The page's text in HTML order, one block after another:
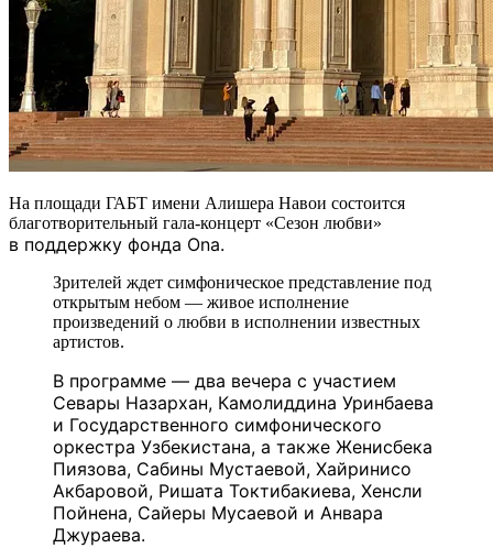
На площади ГАБТ имени Алишера Навои состоится
благотворительный гала-концерт «Сезон любви»
в поддержку фонда Ona.
Зрителей ждет симфоническое представление под
открытым небом — живое исполнение
произведений о любви в исполнении известных
артистов.
В программе — два вечера с участием
Севары Назархан, Камолиддина Уринбаева
и Государственного симфонического
оркестра Узбекистана, а также Женисбека
Пиязова, Сабины Мустаевой, Хайринисо
Акбаровой, Ришата Токтибакиева, Хенсли
Пойнена, Сайеры Мусаевой и Анвара
Джураева.